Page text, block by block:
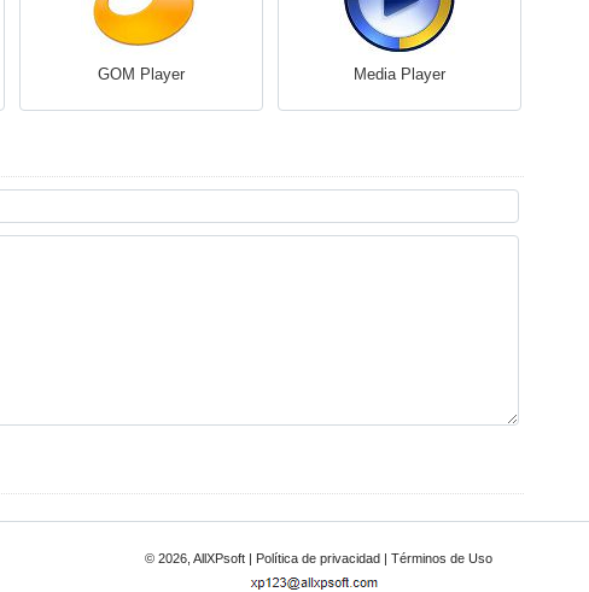
GOM Player Media Player
© 2026, AllXPsoft | Política de privacidad | Términos de Uso